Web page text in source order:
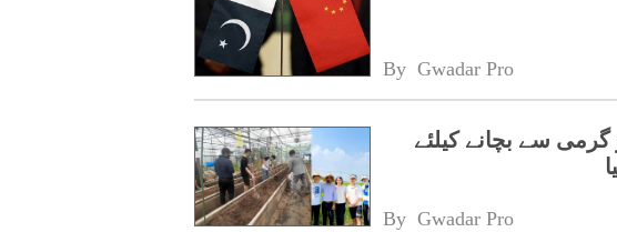
By Gwadar Pro
سے بچانے کیلئے
By Gwadar Pro